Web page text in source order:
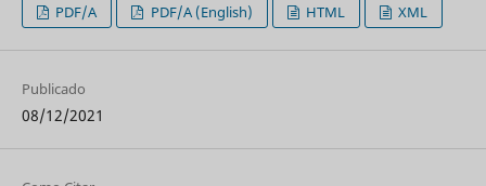
PDF/A PDF/A (English) HTML XML
Publicado
08/12/2021